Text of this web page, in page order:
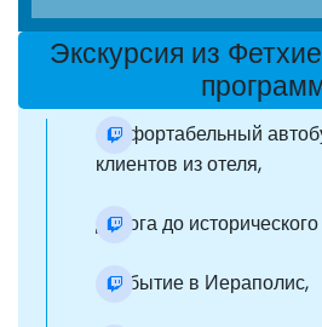
Экскурсия из
комфортабельный
клиентов из отеля,
дорога до
прибытие в Иераполис,